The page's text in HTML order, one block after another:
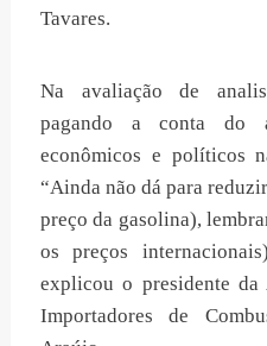
Tavares.
Na avaliação de
pagando a conta do
econômicos e políticos
“Ainda não dá para
preço da gasolina),
os preços
explicou o presidente da
Importadores de